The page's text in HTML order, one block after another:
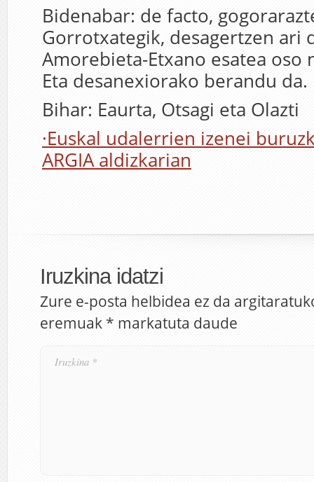
Bidenabar: de facto,
Gorrotxategik, desagertzen ari
Amorebieta-Etxano esatea oso
Eta desanexiorako berandu da.
Bihar: Eaurta, Otsagi eta Olazti
·Euskal udalerrien izenei
ARGIA aldizkarian
Iruzkina idatzi
Zure e-posta helbidea ez da
eremuak * markatuta daude